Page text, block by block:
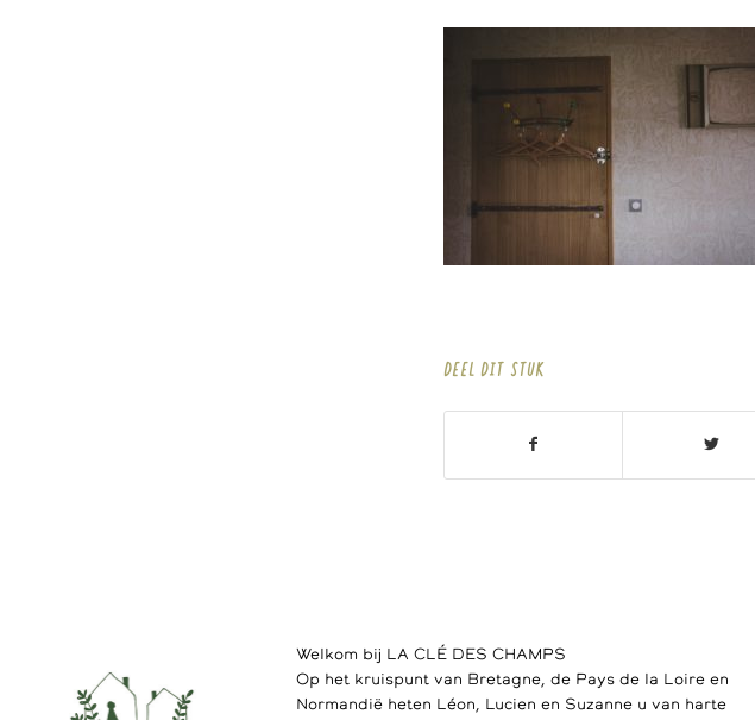
DEEL DIT STUK
Welkom bij LA CLÉ DES CHAMPS
Op het kruispunt van Bretagne, de Pays de la Loire en
Normandië heten Léon, Lucien en Suzanne u van harte